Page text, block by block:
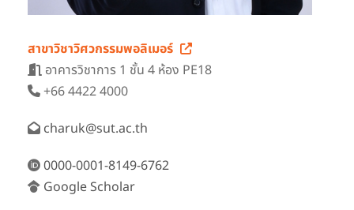
สาขาวิชาวิศวกรรมพอลิเมอร์
อาคารวิชาการ 1 ชั้น 4 ห้อง PE18
+66 4422 4000
charuk@sut.ac.th
0000-0001-8149-6762
Google Scholar